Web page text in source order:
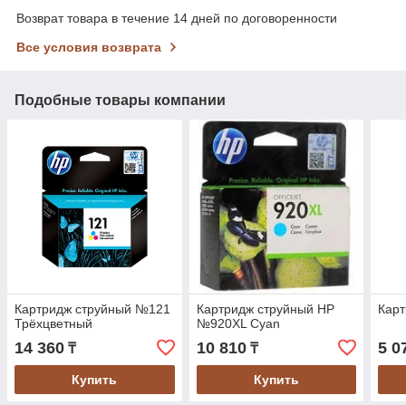
Возврат товара в течение 14 дней по договоренности
Все условия возврата
Подобные товары компании
Картридж струйный №121
Трёхцветный
14 360 ₸
Купить
Картридж струйный HP
№920XL Cyan
10 810₸
Купить
5